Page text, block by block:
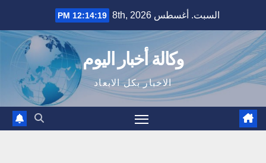
content
السبت. أغسطس 8th, 2026 12:14:20 PM
وكالة أخبار اليوم
الاخبار بكل الابعاد